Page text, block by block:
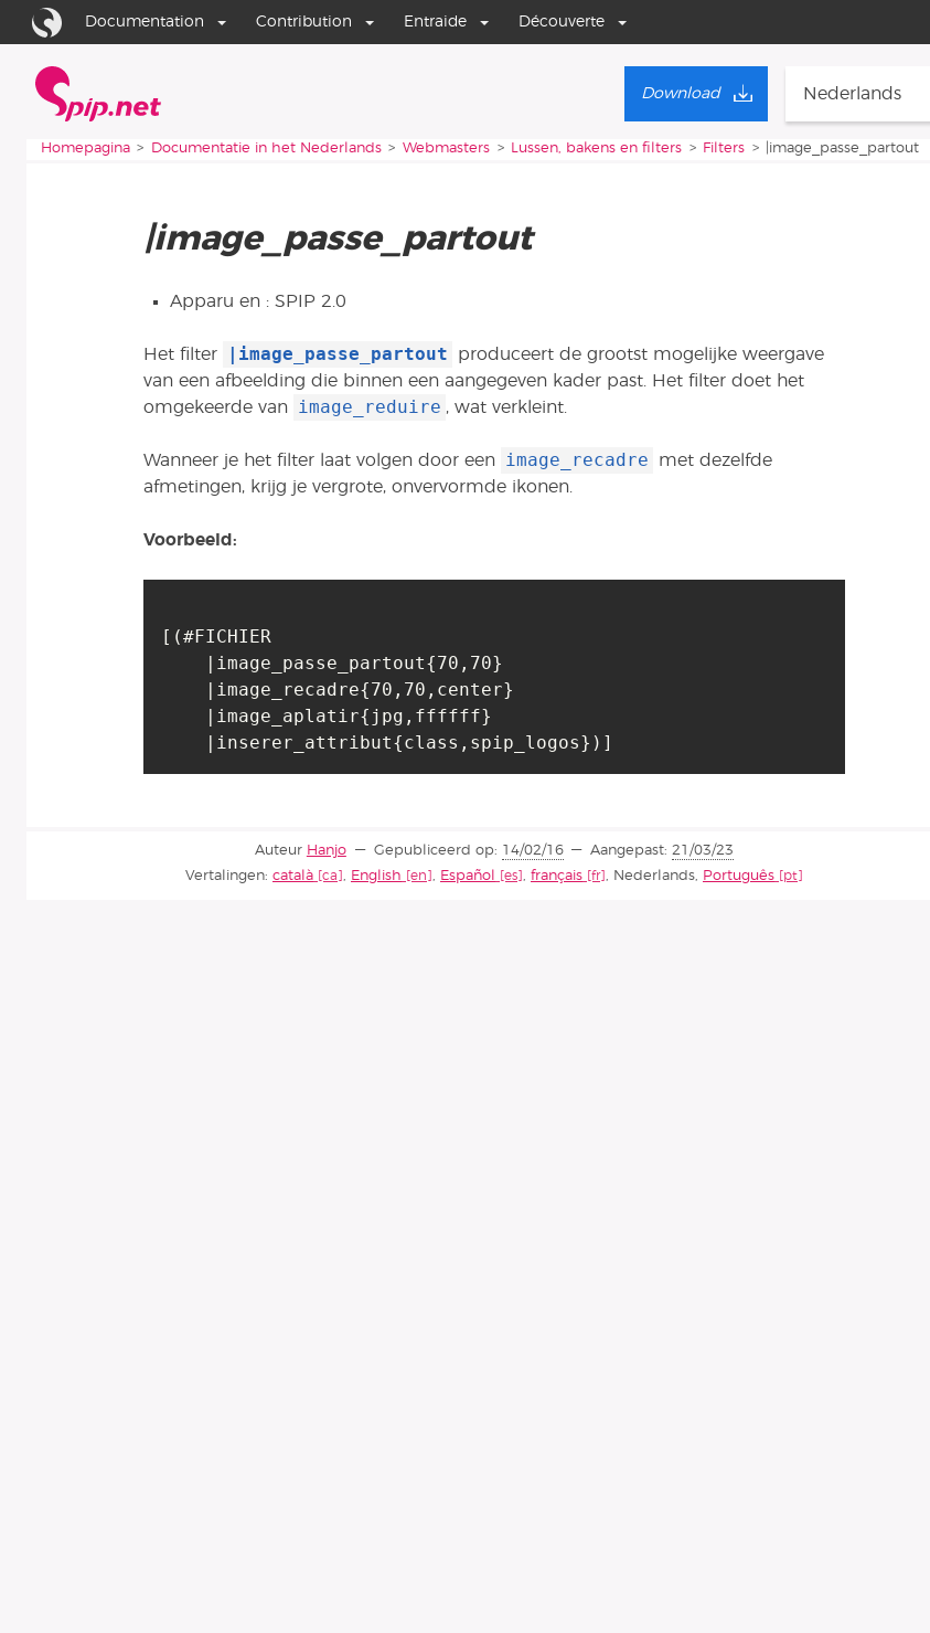
Ga naar de inhoud
Ga naar de navigatie
Documentation Contribution Entraide Découverte
Nederlands
Download
Je bent hier:
Homepagina Documentatie in het Nederlands Webmasters Lussen, bakens en filters Filters |image_passe_partout
|image_passe_partout
Apparu en : SPIP 2.0
Het filter |image_passe_partout
produceert de grootst mogelijke weergave
van een afbeelding die binnen een aangegeven kader past. Het filter doet het
omgekeerde van
image_reduire , wat verkleint.
Wanneer je het filter laat volgen door een image_recadre
met dezelfde
afmetingen, krijg je vergrote, onvervormde ikonen.
Voorbeeld:
[(#FICHIER
Auteur Hanjo Gepubliceerd op: 14/02/16 Aangepast:21/03/23
Vertalingen: català , English , Español , français , Nederlands, Português